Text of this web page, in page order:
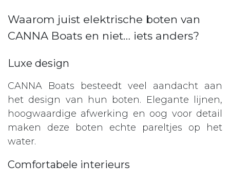
Waarom juist elektrische boten van
CANNA Boats en niet… iets anders?
Luxe design
CANNA Boats besteedt veel aandacht aan
het design van hun boten. Elegante lijnen,
hoogwaardige afwerking en oog voor detail
maken deze boten echte pareltjes op het
water.
Comfortabele interieurs